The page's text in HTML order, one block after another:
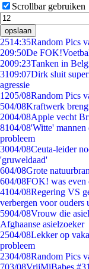
Scrollbar gebruiken
opslaan
2514:35Random Pics
209:50De
2009:23Tanken in
3109:07Dirk sluit
agressie
1205/08Random Pics
504/08Kraftwerk
2004/08Apple vecht
8104/08'Witte'
probleem
3004/08Ceuta-leider
'gruweldaad'
604/08Grote
604/08FOK! was even
4104/08Regering VS
verbergen voor ouders
5904/08Vrouw die
Afghaanse asielzoeker
2504/08Lekker op
probleem
2304/08Random Pics
703/08VrijMiBabes